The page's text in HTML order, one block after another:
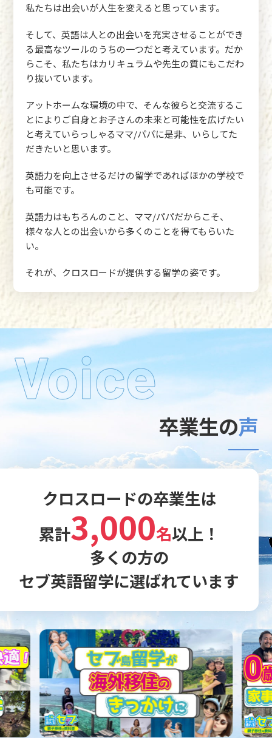
私たちは出会いが人生を変えると思っています。
そして、英語は人との出会いを充実させることができ
る最高なツールのうちの一つだと考えています。だか
らこそ、私たちはカリキュラムや先生の質にもこだわ
り抜いています。
アットホームな環境の中で、そんな彼らと交流するこ
とによりご自身とお子さんの未来と可能性を広げたい
と考えていらっしゃるママ/パパに是非、いらしてた
だきたいと思います。
英語力を向上させるだけの留学であればほかの学校で
も可能です。
英語力はもちろんのこと、ママ/パパだからこそ、
様々な人との出会いから多くのことを得てもらいた
い。
それが、クロスロードが提供する留学の姿です。
Voice
卒業生の声
クロスロードの卒業生は
累計3,000名以上！
多くの方の
セブ英語留学に選ばれています